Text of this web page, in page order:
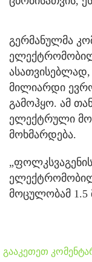
გერმანულმა
მილიარდი
გამოჰყო. ამ
ელექტრული
მოხმარდება.
მოცულობამ 1.5
გააკეთეთ